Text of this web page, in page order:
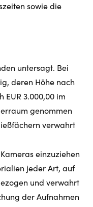
sowie die
untersagt. Bei
deren Höhe nach
EUR 3.000,00 im
genommen
verwahrt
einzuziehen
jeder Art, auf
und verwahrt
der Aufnahmen